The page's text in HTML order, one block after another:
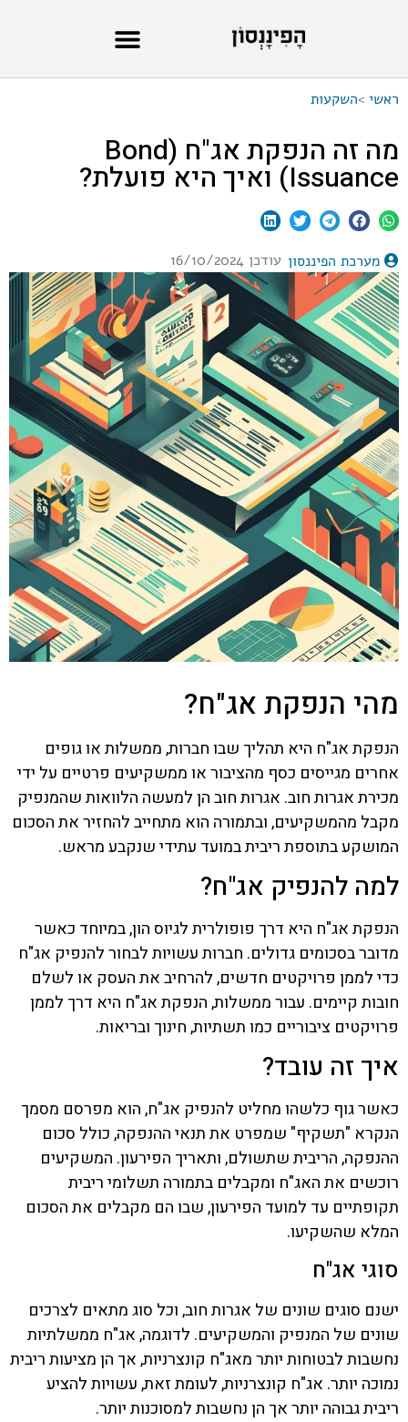
ראשי >השקעות
מה זה הנפקת אג"ח (Bond
Issuance) ואיך היא פועלת?
מערכת הפיננסון עודכן 16/10/2024
מהי הנפקת אג"ח?
הנפקת אג"ח היא תהליך שבו חברות, ממשלות או גופים
אחרים מגייסים כסף מהציבור או ממשקיעים פרטיים על ידי
מכירת אגרות חוב. אגרות חוב הן למעשה הלוואות שהמנפיק
מקבל מהמשקיעים, ובתמורה הוא מתחייב להחזיר את הסכום
המושקע בתוספת ריבית במועד עתידי שנקבע מראש.
למה להנפיק אג"ח?
הנפקת אג"ח היא דרך פופולרית לגיוס הון, במיוחד כאשר
מדובר בסכומים גדולים. חברות עשויות לבחור להנפיק אג"ח
כדי לממן פרויקטים חדשים, להרחיב את העסק או לשלם
חובות קיימים. עבור ממשלות, הנפקת אג"ח היא דרך לממן
פרויקטים ציבוריים כמו תשתיות, חינוך ובריאות.
איך זה עובד?
כאשר גוף כלשהו מחליט להנפיק אג"ח, הוא מפרסם מסמך
הנקרא "תשקיף" שמפרט את תנאי ההנפקה, כולל סכום
ההנפקה, הריבית שתשולם, ותאריך הפירעון. המשקיעים
רוכשים את האג"ח ומקבלים בתמורה תשלומי ריבית
תקופתיים עד למועד הפירעון, שבו הם מקבלים את הסכום
המלא שהשקיעו.
סוגי אג"ח
ישנם סוגים שונים של אגרות חוב, וכל סוג מתאים לצרכים
שונים של המנפיק והמשקיעים. לדוגמה, אג"ח ממשלתיות
נחשבות לבטוחות יותר מאג"ח קונצרניות, אך הן מציעות ריבית
נמוכה יותר. אג"ח קונצרניות, לעומת זאת, עשויות להציע
ריבית גבוהה יותר אך הן נחשבות למסוכנות יותר.